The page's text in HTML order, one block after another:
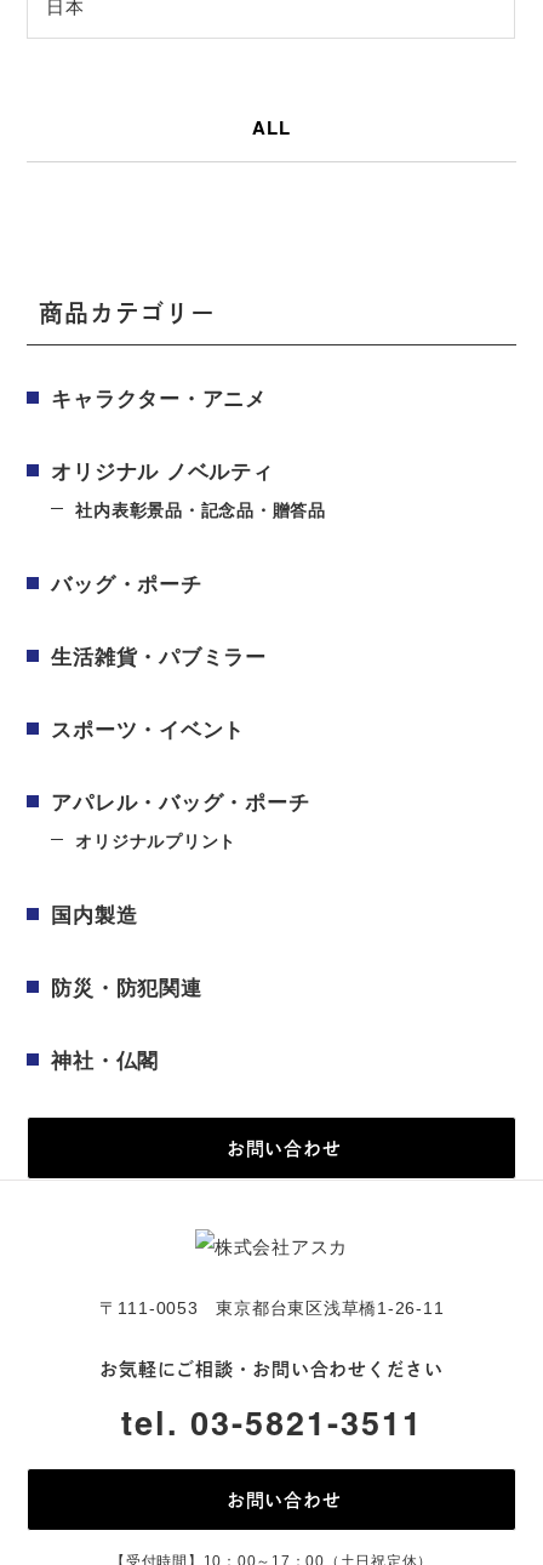
日本
ALL
商品カテゴリー
キャラクター・アニメ
オリジナル ノベルティ
社内表彰景品・記念品・贈答品
バッグ・ポーチ
生活雑貨・パブミラー
スポーツ・イベント
アパレル・バッグ・ポーチ
オリジナルプリント
国内製造
防災・防犯関連
神社・仏閣
お問い合わせ
〒111-0053 東京都台東区浅草橋1-26-11
お気軽にご相談・お問い合わせください
tel. 03-5821-3511
お問い合わせ
【受付時間】10：00～17：00（土日祝定休）